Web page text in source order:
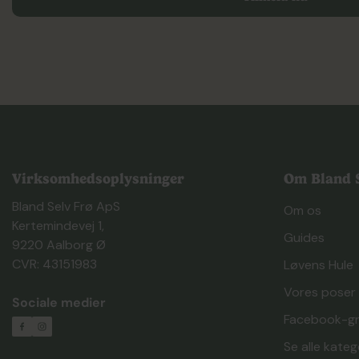
Hos Bland Selv Frø kan du finde et udvalg af perlite til
Virksomhedsoplysninger
Bland Selv Frø ApS
Kertemindevej 1,
9220 Aalborg Ø
CVR: 43151983
Sociale medier
Om Bland
Om os
Guides
Løvens Hule
Vores poser
Facebook-
Se alle